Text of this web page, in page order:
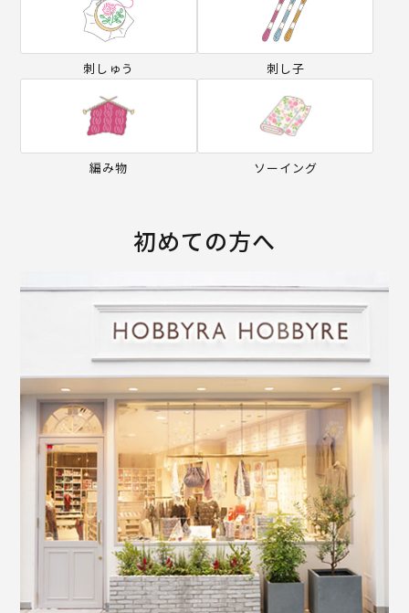
刺しゅう 刺し子
編み物 ソーイング
初めての方へ